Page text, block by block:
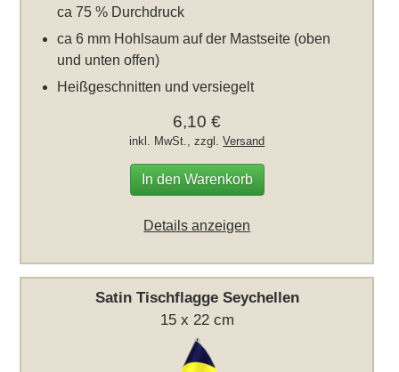
ca 75 % Durchdruck
ca 6 mm Hohlsaum auf der Mastseite (oben
und unten offen)
Heißgeschnitten und versiegelt
6,10 €
inkl. MwSt., zzgl.Versand
In den Warenkorb
Details anzeigen
Satin Tischflagge Seychellen
15 x 22 cm